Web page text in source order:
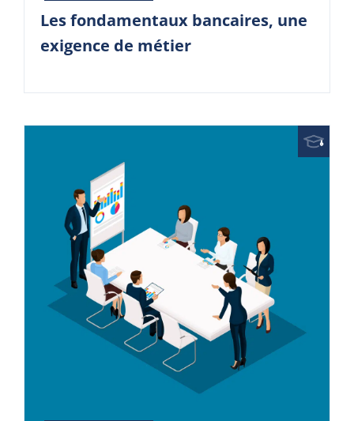
Les fondamentaux bancaires, une
exigence de métier